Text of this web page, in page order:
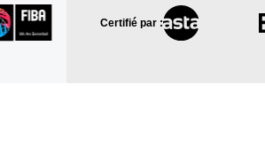
Certifié par :